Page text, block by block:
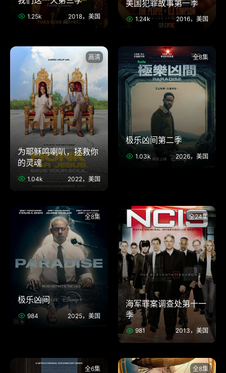
1.25k 2018，美国
美国犯罪故事第一季
1.24k 2016，美国
高清
为耶稣鸣喇叭，拯救你
的灵魂
1.04k 2022，美国
全8集
极乐凶间第二季
1.03k 2026，美国
全8集
极乐凶间
984 2025，美国
全24集
海军罪案调查处第十一
季
981 2013，美国
全6集 全8集